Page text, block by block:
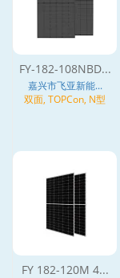
FY-182-108NBD...
嘉兴市飞亚新能...
双面, TOPCon, N型
FY 182-120M 4...